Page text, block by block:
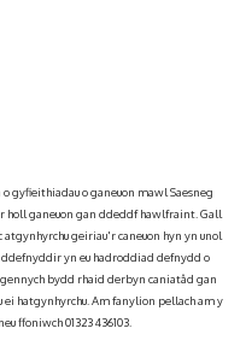
gyfieithiadau o ganeuon mawl Saesneg
ganeuon gan ddeddf hawlfraint. Gall
geiriau'r caneuon hyn yn unol
yn eu hadroddiad defnydd o
bydd rhaid derbyn caniatâd gan
hatgynhyrchu. Am fanylion pellach am y
ffoniwch 01323 436103.